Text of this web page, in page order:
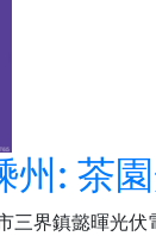
州: 茶
界鎮懿暉光伏